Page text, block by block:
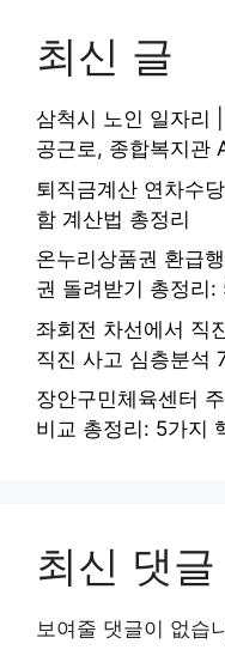
최신 글
삼척시 노인 일자리
공근로, 종합복지관
퇴직금계산 연차수
함 계산법 총정리
온누리상품권 환급
권 돌려받기 총정리:
좌회전 차선에서 직
직진 사고 심층분석
장안구민체육센터
비교 총정리: 5가지
최신 댓글
보여줄 댓글이 없습